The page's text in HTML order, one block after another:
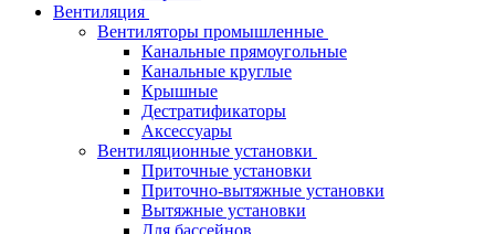
Вентиляция
Вентиляторы промышленные
Канальные прямоугольные
Канальные круглые
Крышные
Дестратификаторы
Аксессуары
Вентиляционные установки
Приточные установки
Приточно-вытяжные установки
Вытяжные установки